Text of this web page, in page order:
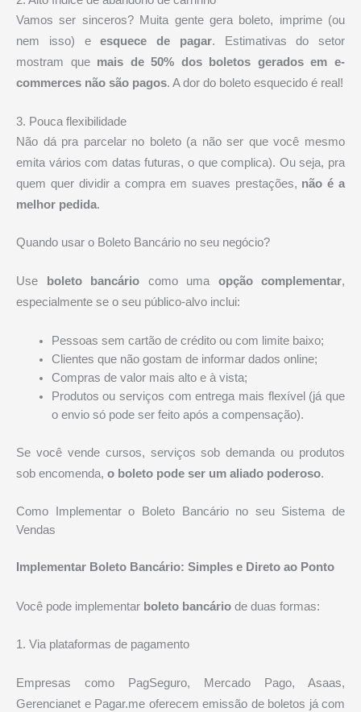
Vamos ser sinceros? Muita gente gera boleto, imprime (ou
nem isso) eesquece de pagar. Estimativas do setor
mostram que mais de 50% dos boletos gerados em e-
commerces não são pagos. A dor do boleto esquecido é real!
3. Pouca flexibilidade
Não dá pra parcelar no boleto (a não ser que você mesmo
emita vários com datas futuras, o que complica). Ou seja, pra
quem quer dividir a compra em suaves prestações, não é a
melhor pedida.
Quando usar o Boleto Bancário no seu negócio?
Use boleto bancário como uma opção complementar,
especialmente se o seu público-alvo inclui:
Pessoas sem cartão de crédito ou com limite baixo;
Clientes que não gostam de informar dados online;
Compras de valor mais alto e à vista;
Produtos ou serviços com entrega mais flexível (já que
o envio só pode ser feito após a compensação).
Se você vende cursos, serviços sob demanda ou produtos
sob encomenda, o boleto pode ser um aliado poderoso.
Como Implementar o Boleto Bancário no seu Sistema de
Vendas
Implementar Boleto Bancário: Simples e Direto ao Ponto
Você pode implementar boleto bancário de duas formas:
1. Via plataformas de pagamento
Empresas como PagSeguro, Mercado Pago, Asaas,
Gerencianet e Pagar.me oferecem emissão de boletos já com